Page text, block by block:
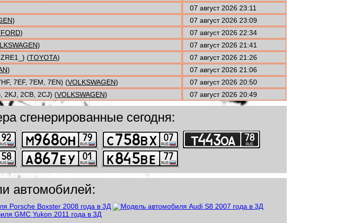
07 август 2026 23:11
)
07 август 2026 23:09
FORD)
07 август 2026 22:34
)
07 август 2026 21:41
(TOYOTA)
07 август 2026 21:26
)
07 август 2026 21:06
7EF, 7EM, 7EN) (VOLKSWAGEN)
07 август 2026 20:50
2KJ, 2CB, 2CJ) (VOLKSWAGEN) 07 август 2026 20:49
сгенерированные сегодня:
автомобилей: